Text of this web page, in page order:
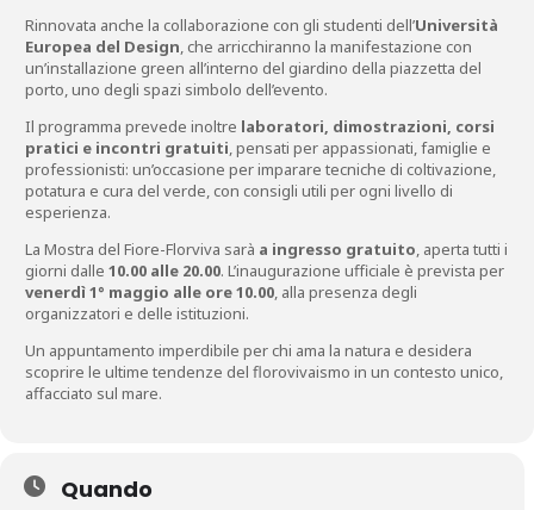
Rinnovata anche la collaborazione con gli studenti dell’Università
Europea del Design, che arricchiranno la manifestazione con
un’installazione green all’interno del giardino della piazzetta del
porto, uno degli spazi simbolo dell’evento.
Il programma prevede inoltre laboratori, dimostrazioni, corsi
pratici e incontri gratuiti, pensati per appassionati, famiglie e
professionisti: un’occasione per imparare tecniche di coltivazione,
potatura e cura del verde, con consigli utili per ogni livello di
esperienza.
La Mostra del Fiore-Florviva sarà a ingresso gratuito, aperta tutti i
giorni dalle 10.00 alle 20.00. L’inaugurazione ufficiale è prevista per
venerdì 1° maggio alle ore 10.00, alla presenza degli
organizzatori e delle istituzioni.
Un appuntamento imperdibile per chi ama la natura e desidera
scoprire le ultime tendenze del florovivaismo in un contesto unico,
affacciato sul mare.
Quando